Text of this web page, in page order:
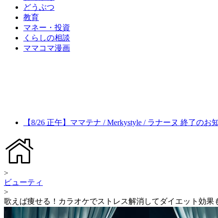
どうぶつ
教育
マネー・投資
くらしの相談
ママコマ漫画
【8/26 正午】ママテナ / Merkystyle / ラナーヌ 終了のお
>
ビューティ
>
歌えば痩せる！カラオケでストレス解消してダイエット効果